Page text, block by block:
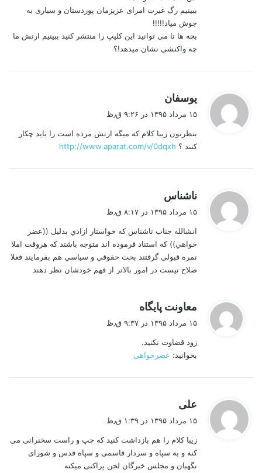
ببینیم رگ غیرت امرای عزیزمان پوردستان و سیاری به
جوش میاد!!!!!
بچه ها تا می توانید این کلیپ را منتشر کنید ببینیم ارتش ما
چه واکنشی نشان میدهد!؟
یوسفان
:
۱۵ مرداد ۱۳۹۵ در ۹:۲۶ ق٫ظ
بنظرتون زیبا کلام که میگه ارتش مرده است را باید چکار
کنند ؟ http://www.aparat.com/v/0dqxh
ناشناس
:
۱۵ مرداد ۱۳۹۵ در ۸:۱۷ ق٫ظ
انشالله جناب ناشناس كه خواستار ازادي بدليل ((عضر
خواهي)) كه استناد فرموده اند متوجه باشند كه هروقت املا
نمره قبولي گرفتند بحث حقوقي و سياسي هم بفرمايند فعلا
صلاح نيست در امور بالاتر از فهم خودشان نظر دهند
معاونت پایگاه
۱۵ مرداد ۱۳۹۵ در ۹:۳۷ ق٫ظ
زود قضاوت نکنید.
بخوانید: عضرخواهی
علی
:
۱۵ مرداد ۱۳۹۵ در ۱:۳۹ ق٫ظ
زیبا کلام را هم بازداشت کنید که چپ و راست سخنرانی می
کنه و به سپاه و سردار قاسمی و سپاه قدس و شورای
نگهبان و مجلس خبرگان لجن پراکنی میکنه